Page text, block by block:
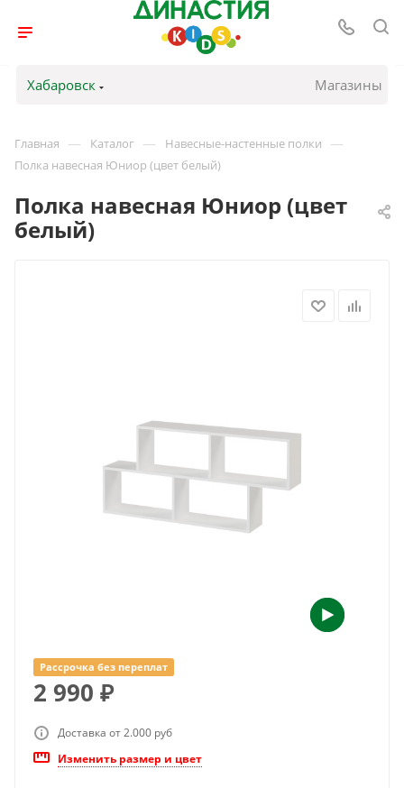
Хабаровск Магазины
Главная — Каталог — Навесные-настенные полки —
Полка навесная Юниор (цвет белый)
Полка навесная Юниор (цвет
белый)
Рассрочка без переплат
2 990 ₽
Доставка от 2.000 руб
Изменить размер и цвет